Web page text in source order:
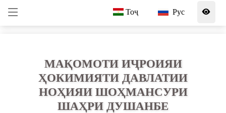
Тоҷ Рус
МАҚОМОТИ ИҶРОИЯИ
ҲОКИМИЯТИ ДАВЛАТИИ
НОҲИЯИ ШОҲМАНСУРИ
ШАҲРИ ДУШАНБЕ